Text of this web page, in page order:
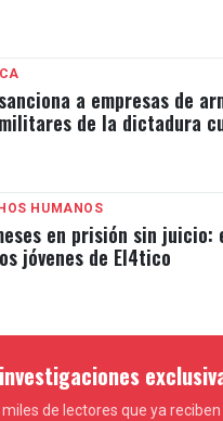
sanciona a empresas de
de la dictadura
HUMANOS
en prisión sin
jóvenes de El4tico
de lectores que ya